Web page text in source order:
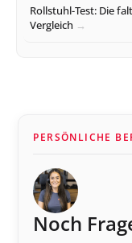
Rollstuhl-Test: Die
Vergleich
PERSÖNLICHE
Noch